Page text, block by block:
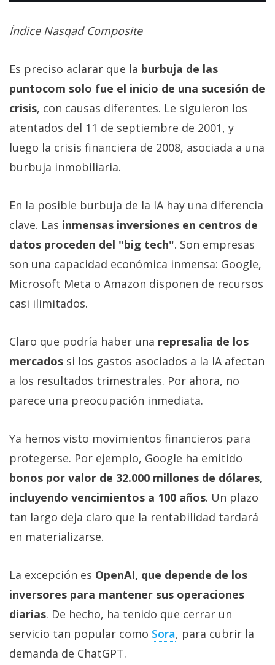
Índice Nasqad Composite
Es preciso aclarar que la burbuja de las
puntocom solo fue el inicio de una sucesión de
crisis, con causas diferentes. Le siguieron los
atentados del 11 de septiembre de 2001, y
luego la crisis financiera de 2008, asociada a una
burbuja inmobiliaria.
En la posible burbuja de la IA hay una diferencia
clave. Las inmensas inversiones en centros de
datos proceden del "big tech". Son empresas
son una capacidad económica inmensa: Google,
Microsoft Meta o Amazon disponen de recursos
casi ilimitados.
Claro que podría haber una represalia de los
mercados si los gastos asociados a la IA afectan
a los resultados trimestrales. Por ahora, no
parece una preocupación inmediata.
Ya hemos visto movimientos financieros para
protegerse. Por ejemplo, Google ha emitido
bonos por valor de 32.000 millones de dólares,
incluyendo vencimientos a 100 años. Un plazo
tan largo deja claro que la rentabilidad tardará
en materializarse.
La excepción es OpenAI, que depende de los
inversores para mantener sus operaciones
diarias. De hecho, ha tenido que cerrar un
servicio tan popular como Sora‎, para cubrir la
demanda de ChatGPT.